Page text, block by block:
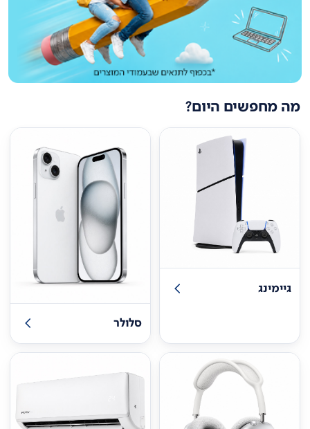
מה מחפשים היום?
גיימינג
סלולר